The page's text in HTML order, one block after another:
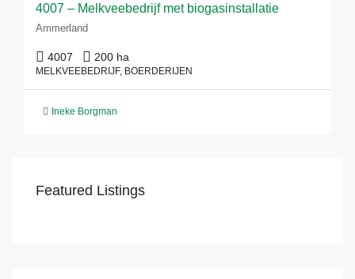
4007 – Melkveebedrijf met biogasinstallatie
Ammerland
4007 200 ha
MELKVEEBEDRIJF, BOERDERIJEN
Ineke Borgman
Featured Listings